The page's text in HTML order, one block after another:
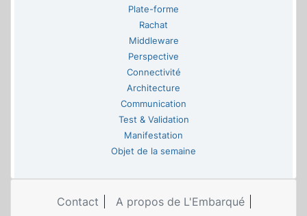
Plate-forme
Rachat
Middleware
Perspective
Connectivité
Architecture
Communication
Test & Validation
Manifestation
Objet de la semaine
Contact
A propos de L'Embarqué